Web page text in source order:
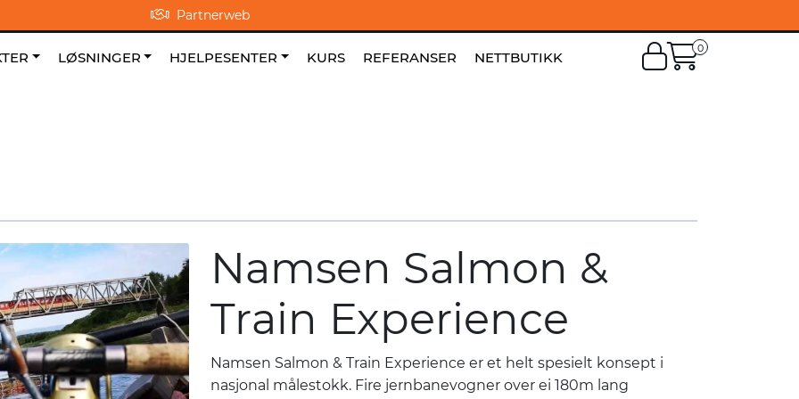
Partnerweb
| Om oss Favoritter NO|EN|FI
LØSNINGER HJELPESENTER KURS REFERANSER NETTBUTIKK
0
Namsen Salmon &
Train Experience
Namsen Salmon & Train Experience er et helt spesielt konsept i
nasjonal målestokk. Fire jernbanevogner over ei 180m lang